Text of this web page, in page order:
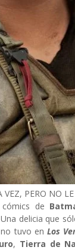
VEZ, PERO NO
de
delicia que
no tuvo en Los
, Tierra de